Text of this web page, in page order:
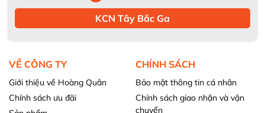
KCN Tây Bắc Ga
VỀ CÔNG TY
Giới thiệu về Hoàng Quân
Chính sách ưu đãi
CHÍNH SÁCH
Bảo mật thông tin cá nhân
Chính sách giao nhận và vận
chuyển